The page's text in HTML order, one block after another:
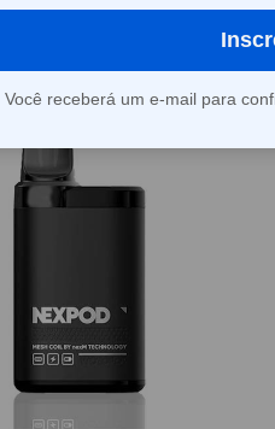
Você receberá um e-mail para